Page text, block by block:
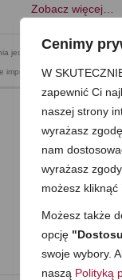
Cenimy
W
zapewnić Ci
naszej strony
wyrażasz
nam
wyrażasz
możesz kliknąć
Możesz także
opcję
swoje wybory.
naszą Polityką
Zobacz więcej…
jednogarnkowe Dla dzieci
imprezowe,Walentynki,Wigilia
Szybka
22 GRUDNIA 2014 z
Delikatnie
pomidorowa,
gotowania.
zagęszczając.